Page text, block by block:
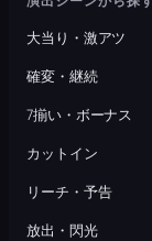
大当り・激アツ
確変・継続
7揃い・ボーナス
カットイン
リーチ・予告
放出・閃光